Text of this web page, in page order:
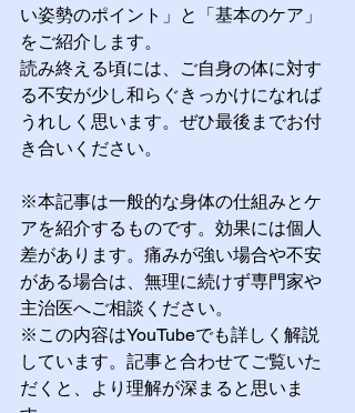
い姿勢のポイント」と「基本のケア」
をご紹介します。
読み終える頃には、ご自身の体に対す
る不安が少し和らぐきっかけになれば
うれしく思います。ぜひ最後までお付
き合いください。
※本記事は一般的な身体の仕組みとケ
アを紹介するものです。効果には個人
差があります。痛みが強い場合や不安
がある場合は、無理に続けず専門家や
主治医へご相談ください。
※この内容はYouTubeでも詳しく解説
しています。記事と合わせてご覧いた
だくと、より理解が深まると思いま